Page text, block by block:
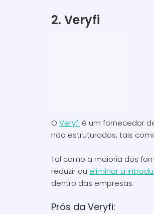
2. Veryfi
O Veryfi é um fornecedor
não estruturados, tais
Tal como a maioria dos
reduzir ou eliminar a
dentro das empresas.
Prós da Veryfi: